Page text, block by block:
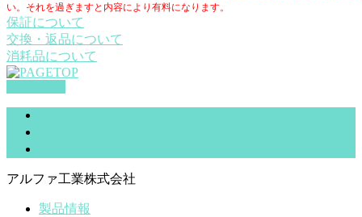
い。それを過ぎますと内容により有料になります。
保証について
交換・返品について
消耗品について
アルファ工業株式会社
製品情報